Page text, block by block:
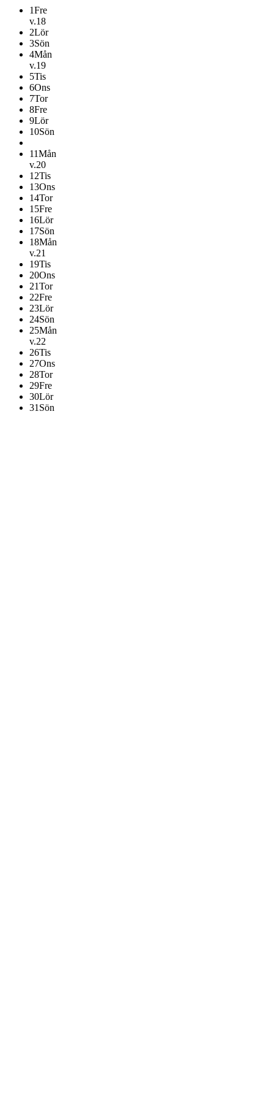
1Fre
v.18
2Lör
3Sön
4Mån
v.19
5Tis
6Ons
7Tor
8Fre
9Lör
10Sön
11Mån
v.20
12Tis
13Ons
14Tor
15Fre
16Lör
17Sön
18Mån
v.21
19Tis
20Ons
21Tor
22Fre
23Lör
24Sön
25Mån
v.22
26Tis
27Ons
28Tor
29Fre
30Lör
31 Sön